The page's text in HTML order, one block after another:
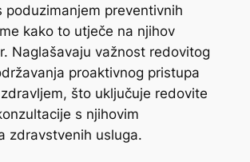
poduzimanjem preventivnih
kako to utječe na njihov
Naglašavaju važnost redovitog
proaktivnog pristupa
što uključuje redovite
s njihovim
zdravstvenih usluga.